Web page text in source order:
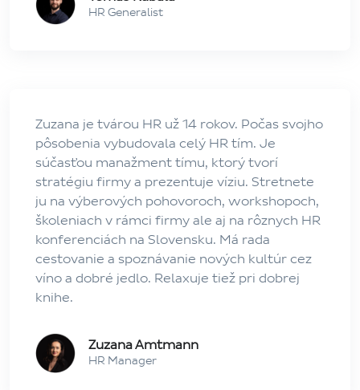
HR Generalist
Zuzana je tvárou HR už 14 rokov. Počas svojho
pôsobenia vybudovala celý HR tím. Je
súčasťou manažment tímu, ktorý tvorí
stratégiu firmy a prezentuje víziu. Stretnete
ju na výberových pohovoroch, workshopoch,
školeniach v rámci firmy ale aj na rôznych HR
konferenciách na Slovensku. Má rada
cestovanie a spoznávanie nových kultúr cez
víno a dobré jedlo. Relaxuje tiež pri dobrej
knihe.
Zuzana Amtmann
HR Manager